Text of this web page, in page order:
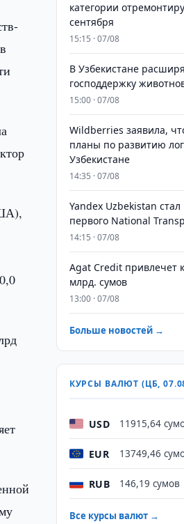
категории
сентября
15:15 · 07/08
В Узбекистане
господдержку
15:00 · 07/08
Wildberries заявила,
планы по развитию
Узбекистане
14:35 · 07/08
Yandex Uzbekistan
первого National
14:15 · 07/08
Agat Credit привлечет
млрд. сумов
13:00 · 07/08
Больше новостей →
КУРСЫ ВАЛЮТ (ЦБ,
USD 11915,64
EUR 13749,46
RUB 146,19 сумов
Все курсы валют →